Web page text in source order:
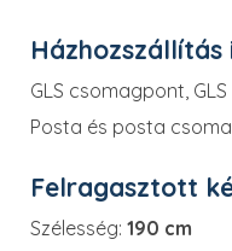
GLS csomagpont,
Posta és posta
Felragasztott
Szélesség: 190 cm